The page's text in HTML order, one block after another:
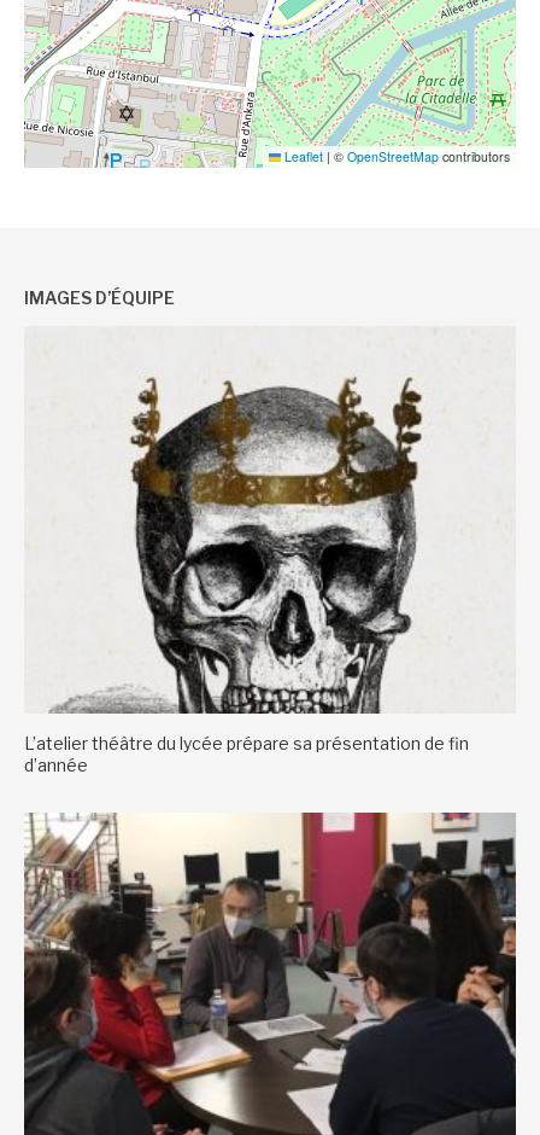
Leaflet | © OpenStreetMapcontributors
IMAGES D’ÉQUIPE
L’atelier théâtre du lycée prépare sa présentation de fin
d’année